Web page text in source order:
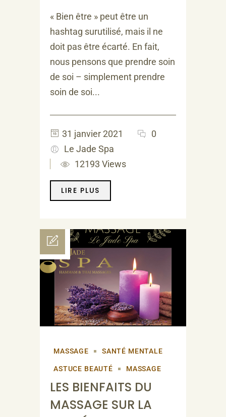
« Bien être » peut être un
hashtag surutilisé, mais il ne
doit pas être écarté. En fait,
nous pensons que prendre soin
de soi – simplement prendre
soin de soi...
31 janvier 2021
0
Le Jade Spa
12193 Views
LIRE PLUS
MASSAGE SANTÉ MENTALE
ASTUCE BEAUTÉ MASSAGE
LES BIENFAITS DU
MASSAGE SUR LA